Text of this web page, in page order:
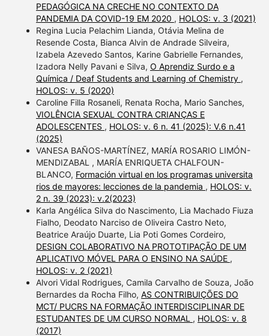
PEDAGÓGICA NA CRECHE NO CONTEXTO DA
PANDEMIA DA COVID-19 EM 2020 , HOLOS: v. 3 (2021)
Regina Lucia Pelachim Lianda, Otávia Melina de
Resende Costa, Bianca Alvin de Andrade Silveira,
Izabela Azevedo Santos, Karine Gabrielle Fernandes,
Izadora Nelly Pavani e Silva, O Aprendiz Surdo e a
Química / Deaf Students and Learning of Chemistry ,
HOLOS: v. 5 (2020)
Caroline Filla Rosaneli, Renata Rocha, Mario Sanches,
VIOLÊNCIA SEXUAL CONTRA CRIANÇAS E
ADOLESCENTES , HOLOS: v. 6 n. 41 (2025): V.6 n.41
(2025)
VANESA BAÑOS-MARTÍNEZ, MARÍA ROSARIO LIMÓN-
MENDIZABAL , MARÍA ENRIQUETA CHALFOUN-
BLANCO, Formación virtual en los programas universita
rios de mayores: lecciones de la pandemia , HOLOS: v.
2 n. 39 (2023): v.2(2023)
Karla Angélica Silva do Nascimento, Lia Machado Fiuza
Fialho, Deodato Narciso de Oliveira Castro Neto,
Beatrice Araújo Duarte, Lia Poti Gomes Cordeiro,
DESIGN COLABORATIVO NA PROTOTIPAÇÃO DE UM
APLICATIVO MÓVEL PARA O ENSINO NA SAÚDE ,
HOLOS: v. 2 (2021)
Alvori Vidal Rodrigues, Camila Carvalho de Souza, João
Bernardes da Rocha Filho, AS CONTRIBUIÇÕES DO
MCT/ PUCRS NA FORMAÇÃO INTERDISCIPLINAR DE
ESTUDANTES DE UM CURSO NORMAL , HOLOS: v. 8
(2017)